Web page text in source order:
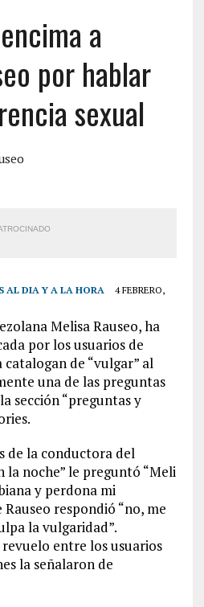
a
por hablar
sexual
AL DIA Y A LA HORA
4 FEBRERO,
Melisa Rauseo, ha
por los usuarios de
de “vulgar” al
una de las preguntas
sección “preguntas y
de la conductora del
la noche” le preguntó “Meli
y perdona mi
respondió “no, me
la vulgaridad”.
revuelo entre los usuarios
la señalaron de